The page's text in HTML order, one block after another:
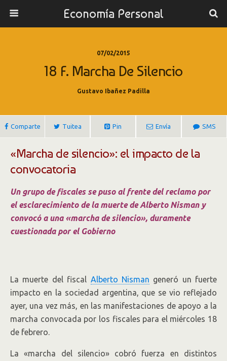
Economía Personal
07/02/2015
18 F. Marcha De Silencio
Gustavo Ibañez Padilla
Comparte Tuitea Pin Envía SMS
«Marcha de silencio»: el impacto de la
convocatoria
Un grupo de fiscales se puso al frente del reclamo por
el esclarecimiento de la muerte de Alberto Nisman y
convocó a una «marcha de silencio», duramente
cuestionada por el Gobierno
La muerte del fiscal Alberto Nisman generó un fuerte
impacto en la sociedad argentina, que se vio reflejado
ayer, una vez más, en las manifestaciones de apoyo a la
marcha convocada por los fiscales para el miércoles 18
de febrero.
La «marcha del silencio» cobró fuerza en distintos